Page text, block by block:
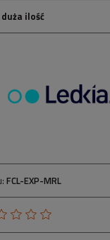
duża ilość
FCL-EXP-MRL